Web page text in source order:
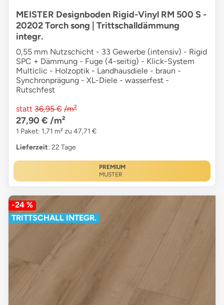
MEISTER Designboden Rigid-Vinyl RM 500 S -
20202 Torch song | Trittschalldämmung
integr.
0,55 mm Nutzschicht - 33 Gewerbe (intensiv) - Rigid
SPC + Dämmung - Fuge (4-seitig) - Klick-System
Multiclic - Holzoptik - Landhausdiele - braun -
Synchronprägung - XL-Diele - wasserfest -
Rutschfest
statt 36,95 € /m²
27,90 € /m²
1 Paket: 1,71 m² zu 47,71 €
Lieferzeit: 22 Tage
PREMIUM
MUSTER
-24 %
TRITTSCHALL INTEGR.